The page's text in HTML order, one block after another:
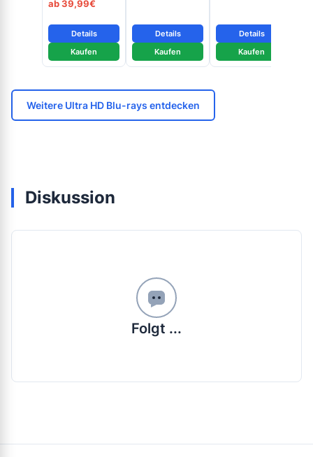
4K Mediabook
Disc + Bonus
Blu-ray)
ab 39,99€
Details
Kaufen
Details
Kaufen
Details
Kaufen
Weitere Ultra HD Blu-rays entdecken
Diskussion
Folgt ...